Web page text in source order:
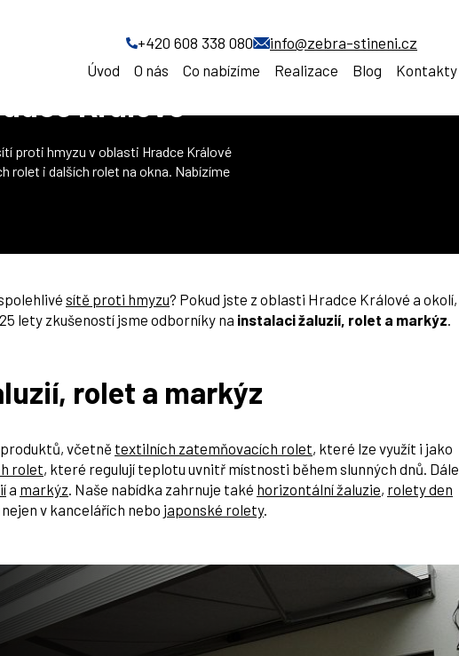
+420 608 338 080 info@zebra-stineni.cz
Úvod O nás Co nabízíme Realizace Blog Kontakty
proti hmyzu v oblasti Hradce Králové
rolet i dalších rolet na okna. Nabízíme
sítě proti hmyzu? Pokud jste z oblasti Hradce Králové a okolí,
lety zkušeností jsme odborníky na instalaci žaluzií, rolet a markýz.
rolet a markýz
včetně textilních zatemňovacích rolet, které lze využít i jako
rolet, které regulují teplotu uvnitř místnosti během slunných dnů. Dále
a markýz. Naše nabídka zahrnuje také horizontální žaluzie, rolety den
v kancelářích nebo japonské rolety.